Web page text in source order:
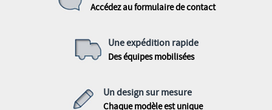
Accédez au formulaire de contact
Une expédition rapide
Des équipes mobilisées
Un design sur mesure
Chaque modèle est unique